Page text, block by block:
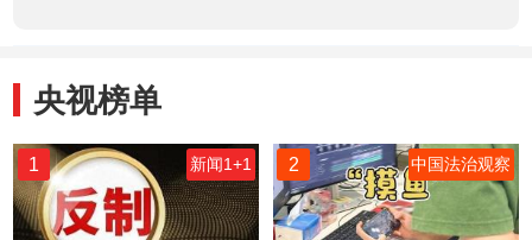
央视榜单
1 新闻1+1 2 中国法治观察